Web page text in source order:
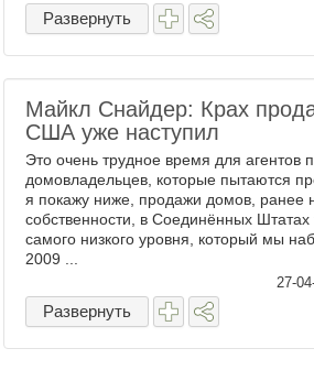
Развернуть
Майкл Снайдер: Крах
США уже наступил
Это очень трудное время для агентов
домовладельцев, которые пытаются
я покажу ниже, продажи домов, ранее
собственности, в Соединённых Штатах
самого низкого уровня, который мы
2009 ...
27-
Развернуть